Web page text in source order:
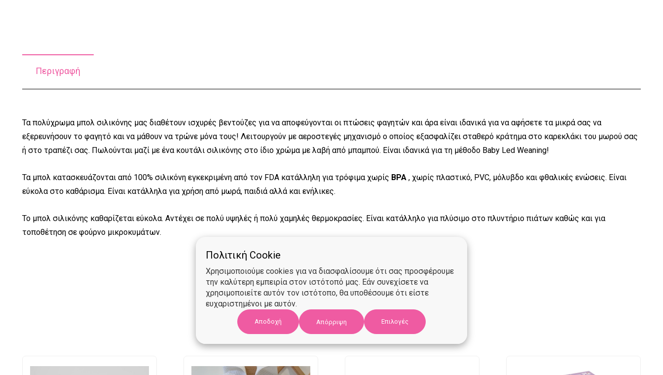
Περιγραφή
Τα πολύχρωμα μπολ σιλικόνης μας διαθέτουν ισχυρές βεντούζες για να αποφεύγονται οι πτώσεις φαγητών και άρα είναι ιδανικά για να αφήσετε τα μικρά σας να
εξερευνήσουν το φαγητό και να μάθουν να τρώνε μόνα τους! Λειτουργούν με αεροστεγές μηχανισμό ο οποίος εξασφαλίζει σταθερό κράτημα στο καρεκλάκι του μωρού σας
ή στο τραπέζι σας. Πωλούνται μαζί με ένα κουτάλι σιλικόνης στο ίδιο χρώμα με λαβή από μπαμπού. Είναι ιδανικά για τη μέθοδο Baby Led Weaning!
Τα μπολ κατασκευάζονται από 100% σιλικόνη εγκεκριμένη από τον FDA κατάλληλη για τρόφιμα χωρίς BPA , χωρίς πλαστικό, PVC, μόλυβδο και φθαλικές ενώσεις. Είναι
εύκολα στο καθάρισμα. Είναι κατάλληλα για χρήση από μωρά, παιδιά αλλά και ενήλικες.
Το μπολ σιλικόνης καθαρίζεται εύκολα. Αντέχει σε πολύ υψηλές ή πολύ χαμηλές θερμοκρασίες. Είναι κατάλληλο για πλύσιμο στο πλυντήριο πιάτων καθώς και για
τοποθέτηση σε φούρνο μικροκυμάτων.
ΣΧΕΤΙΚΑ ΠΡΟΪΟΝΤΑ
Πολιτική Cookie
Χρησιμοποιούμε cookies για να διασφαλίσουμε ότι σας προσφέρουμε
την καλύτερη εμπειρία στον ιστότοπό μας. Εάν συνεχίσετε να
χρησιμοποιείτε αυτόν τον ιστότοπο, θα υποθέσουμε ότι είστε
ευχαριστημένοι με αυτόν.
Αποδοχή Απόρριψη Επιλογές